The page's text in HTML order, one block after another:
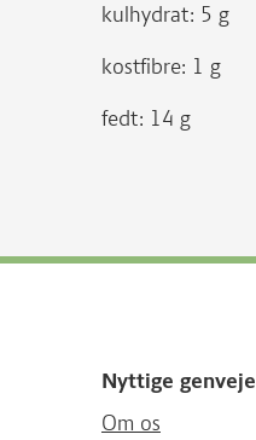
kulhydrat: 5 g
kostfibre: 1 g
fedt: 14 g
Nyttige genveje
Om os